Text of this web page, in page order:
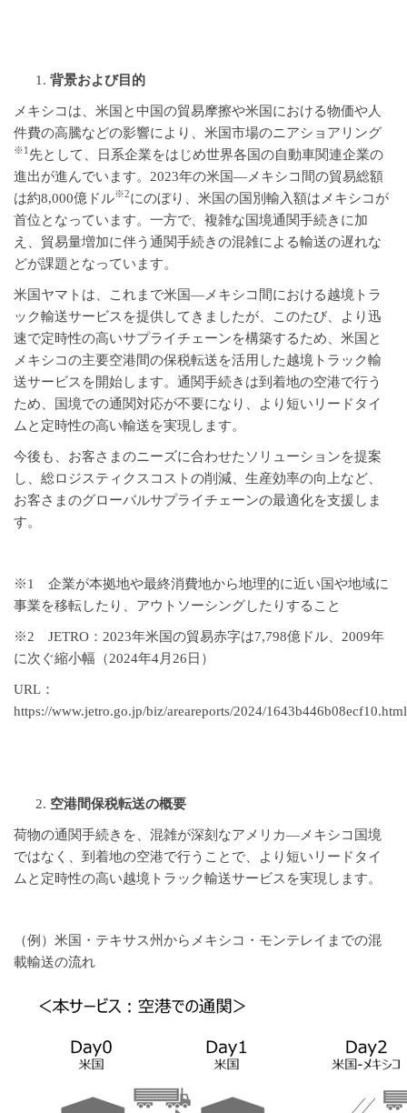
背景および目的
メキシコは、米国と中国の貿易摩擦や米国における物価や人
件費の高騰などの影響により、米国市場のニアショアリング
※1 先として、日系企業をはじめ世界各国の自動車関連企業の
進出が進んでいます。2023年の米国―メキシコ間の貿易総額
は約8,000億ドル※2にのぼり、米国の国別輸入額はメキシコが
首位となっています。一方で、複雑な国境通関手続きに加
え、貿易量増加に伴う通関手続きの混雑による輸送の遅れな
どが課題となっています。
米国ヤマトは、これまで米国―メキシコ間における越境トラ
ック輸送サービスを提供してきましたが、このたび、より迅
速で定時性の高いサプライチェーンを構築するため、米国と
メキシコの主要空港間の保税転送を活用した越境トラック輸
送サービスを開始します。通関手続きは到着地の空港で行う
ため、国境での通関対応が不要になり、より短いリードタイ
ムと定時性の高い輸送を実現します。
今後も、お客さまのニーズに合わせたソリューションを提案
し、総ロジスティクスコストの削減、生産効率の向上など、
お客さまのグローバルサプライチェーンの最適化を支援しま
す。
※1 企業が本拠地や最終消費地から地理的に近い国や地域に
事業を移転したり、アウトソーシングしたりすること
※2 JETRO：2023年米国の貿易赤字は7,798億ドル、2009年
に次ぐ縮小幅（2024年4月26日）
URL：
https://www.jetro.go.jp/biz/areareports/2024/1643b446b08ecf10.html
空港間保税転送の概要
荷物の通関手続きを、混雑が深刻なアメリカ―メキシコ国境
ではなく、到着地の空港で行うことで、より短いリードタイ
ムと定時性の高い越境トラック輸送サービスを実現します。
（例）米国・テキサス州からメキシコ・モンテレイまでの混
載輸送の流れ